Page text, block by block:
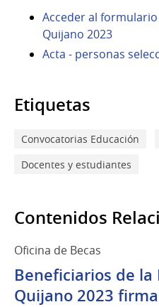
Acceder al
Quijano 2023
Acta - personas
Etiquetas
Convocatorias Educación
Docentes y estudiantes
Contenidos
Oficina de Becas
Beneficiarios de la
Quijano 2023